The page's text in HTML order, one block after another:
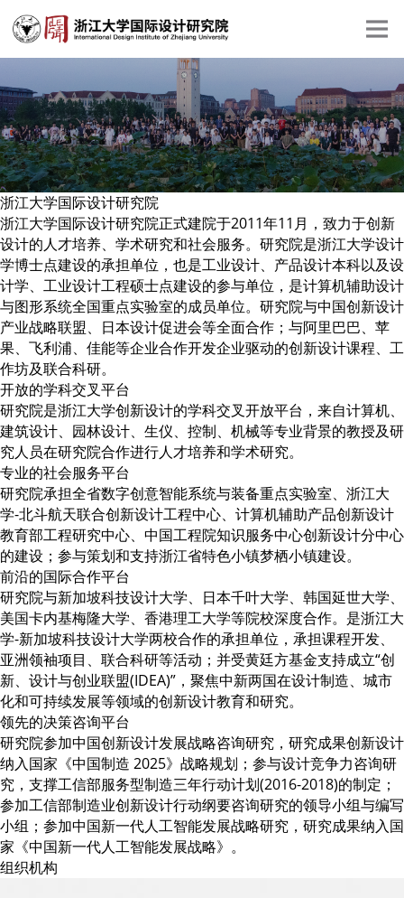
浙江大学国际设计研究院
浙江大学国际设计研究院正式建院于2011年11月，致力于创新
设计的人才培养、学术研究和社会服务。研究院是浙江大学设计
学博士点建设的承担单位，也是工业设计、产品设计本科以及设
计学、工业设计工程硕士点建设的参与单位，是计算机辅助设计
与图形系统全国重点实验室的成员单位。研究院与中国创新设计
产业战略联盟、日本设计促进会等全面合作；与阿里巴巴、苹
果、飞利浦、佳能等企业合作开发企业驱动的创新设计课程、工
作坊及联合科研。
开放的学科交叉平台
研究院是浙江大学创新设计的学科交叉开放平台，来自计算机、
建筑设计、园林设计、生仪、控制、机械等专业背景的教授及研
究人员在研究院合作进行人才培养和学术研究。
专业的社会服务平台
研究院承担全省数字创意智能系统与装备重点实验室、浙江大
学-北斗航天联合创新设计工程中心、计算机辅助产品创新设计
教育部工程研究中心、中国工程院知识服务中心创新设计分中心
的建设；参与策划和支持浙江省特色小镇梦栖小镇建设。
前沿的国际合作平台
研究院与新加坡科技设计大学、日本千叶大学、韩国延世大学、
美国卡内基梅隆大学、香港理工大学等院校深度合作。是浙江大
学-新加坡科技设计大学两校合作的承担单位，承担课程开发、
亚洲领袖项目、联合科研等活动；并受黄廷方基金支持成立“创
新、设计与创业联盟(IDEA)”，聚焦中新两国在设计制造、城市
化和可持续发展等领域的创新设计教育和研究。
领先的决策咨询平台
研究院参加中国创新设计发展战略咨询研究，研究成果创新设计
纳入国家《中国制造 2025》战略规划；参与设计竞争力咨询研
究，支撑工信部服务型制造三年行动计划(2016-2018)的制定；
参加工信部制造业创新设计行动纲要咨询研究的领导小组与编写
小组；参加中国新一代人工智能发展战略研究，研究成果纳入国
家《中国新一代人工智能发展战略》。
组织机构